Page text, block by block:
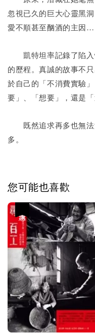
忽視已久的巨大心靈黑
愛不順甚至酗酒的主因
凱特坦率記錄了陷入
的歷程。真誠的故事不
於自己的「不消費實驗
要」、「想要」，還是
既然追求再多也無法
多。
您可能也喜歡